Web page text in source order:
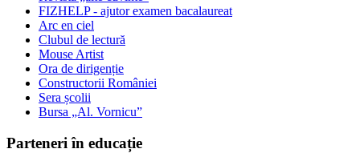
FIZHELP - ajutor examen bacalaureat
Arc en ciel
Clubul de lectură
Mouse Artist
Ora de dirigenție
Constructorii României
Sera școlii
Bursa „Al. Vornicu”
Parteneri în educație